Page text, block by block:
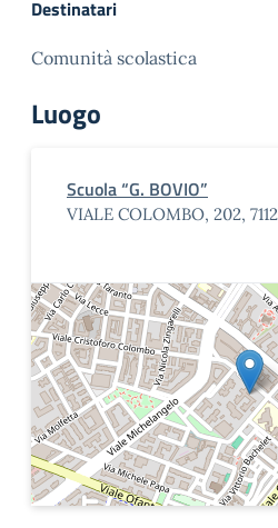
Destinatari
Comunità scolastica
Luogo
Scuola “G. BOVIO”
VIALE COLOMBO, 202,